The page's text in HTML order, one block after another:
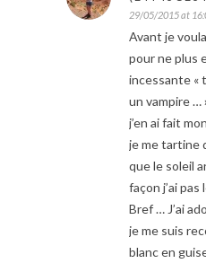
29/05/2015 at
Avant je
pour ne plus
incessante «
un vampire …
j’en ai fait
je me tartine
que le soleil
façon j’ai
Bref … J’ai
je me suis
blanc en